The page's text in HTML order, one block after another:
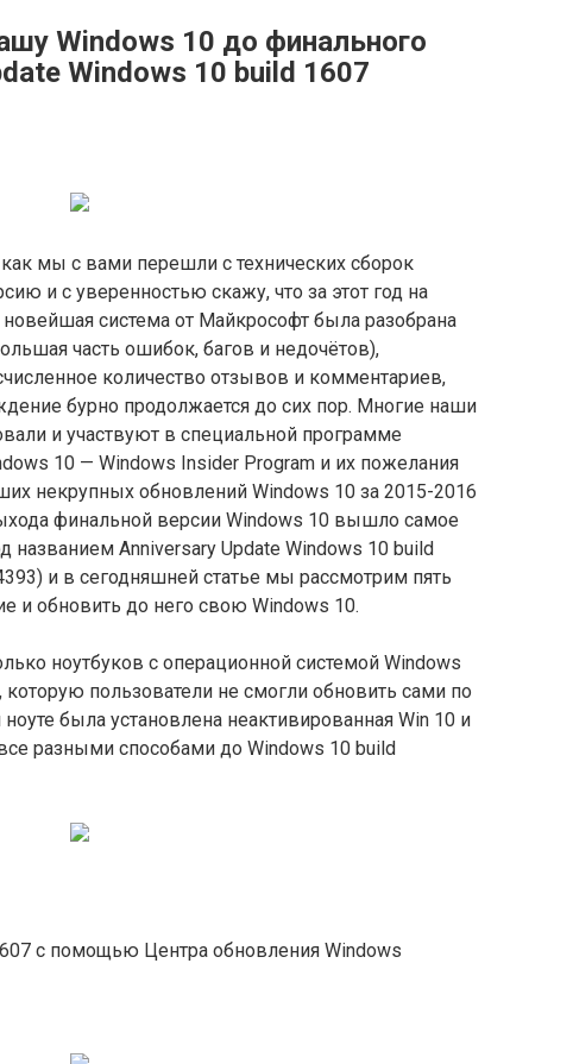
Windows 10 до финального
Windows 10 build 1607
мы с вами перешли с технических сборок
и с уверенностью скажу, что за этот год на
система от Майкрософт была разобрана
часть ошибок, багов и недочётов),
количество отзывов и комментариев,
бурно продолжается до сих пор. Многие наши
и участвуют в специальной программе
10 — Windows Insider Program и их пожелания
некрупных обновлений Windows 10 за 2015-2016
финальной версии Windows 10 вышло самое
Anniversary Update Windows 10 build
и в сегодняшней статье мы рассмотрим пять
и обновить до него свою Windows 10.
ноутбуков с операционной системой Windows
пользователи не смогли обновить сами по
была установлена неактивированная Win 10 и
разными способами до Windows 10 build
с помощью Центра обновления Windows